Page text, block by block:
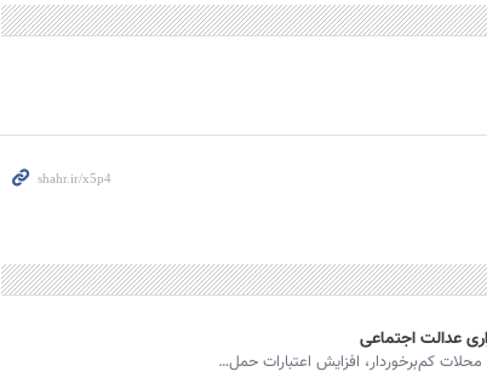
کم‌برخوردار، افزایش اعتبارات حمل…